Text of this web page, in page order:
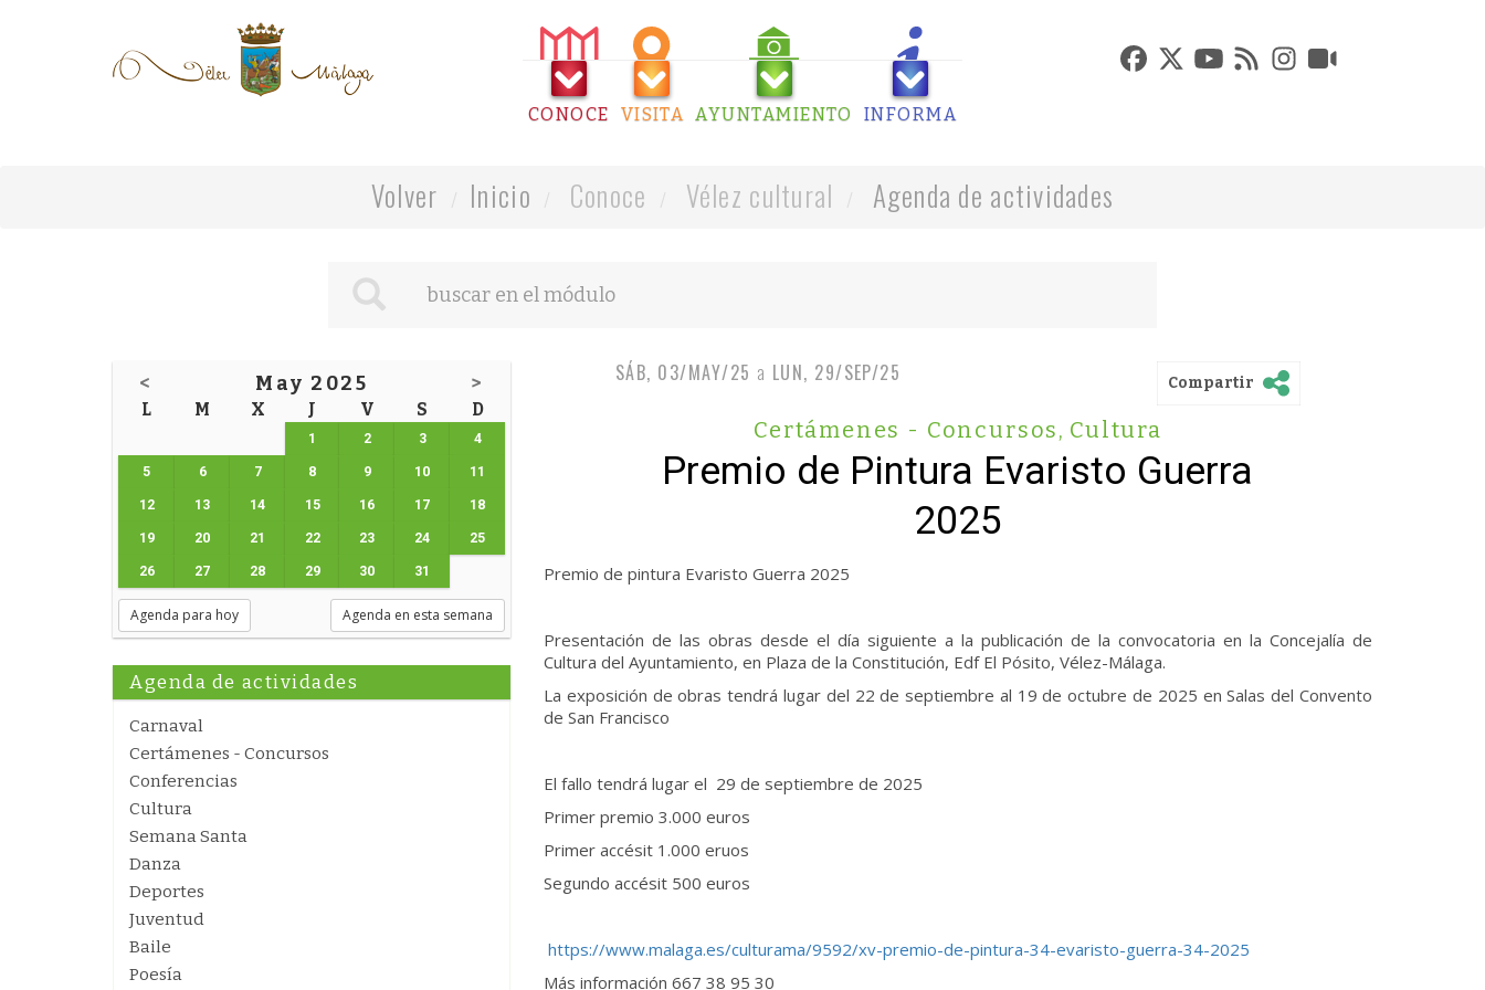
CONOCE VISITA AYUNTAMIENTO INFORMA
Volver Inicio Conoce Vélez cultural Agenda de actividades
< May 2025 >
L M X J V S D
1 2 3 4
5 6 7 8 9 10 11
12 13 14 15 16 17 18
19 20 21 22 23 24 25
26 27 28 29 30 31
Agenda para hoy Agenda en esta semana
Agenda de actividades
Carnaval
Certámenes - Concursos
Conferencias
Cultura
Semana Santa
Danza
Deportes
Juventud
Baile
Poesía
SÁB, 03/MAY/25 a LUN, 29/SEP/25 Compartir
Certámenes - Concursos, Cultura
Premio de Pintura Evaristo Guerra
2025
Premio de pintura Evaristo Guerra 2025
Presentación de las obras desde el día siguiente a la publicación de la convocatoria en la Concejalía de
Cultura del Ayuntamiento, en Plaza de la Constitución, Edf El Pósito, Vélez-Málaga.
La exposición de obras tendrá lugar del 22 de septiembre al 19 de octubre de 2025 en Salas del Convento
de San Francisco
El fallo tendrá lugar el 29 de septiembre de 2025
Primer premio 3.000 euros
Primer accésit 1.000 eruos
Segundo accésit 500 euros
https://www.malaga.es/culturama/9592/xv-premio-de-pintura-34-evaristo-guerra-34-2025
Más información 667 38 95 30